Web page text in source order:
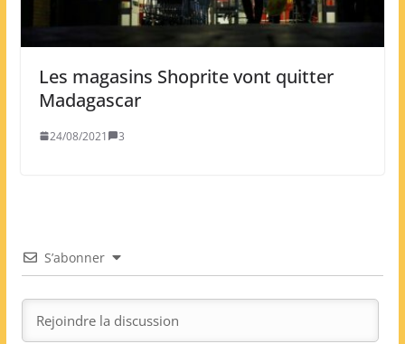
Les magasins Shoprite vont quitter
Madagascar
24/08/2021 3
S’abonner